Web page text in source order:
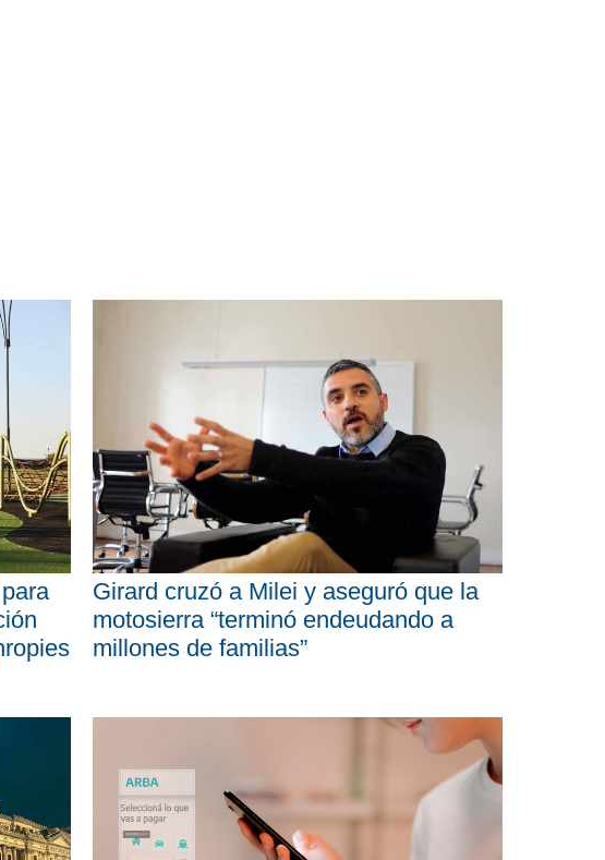
Girard cruzó a Milei y aseguró que la
motosierra “terminó endeudando a
millones de familias”